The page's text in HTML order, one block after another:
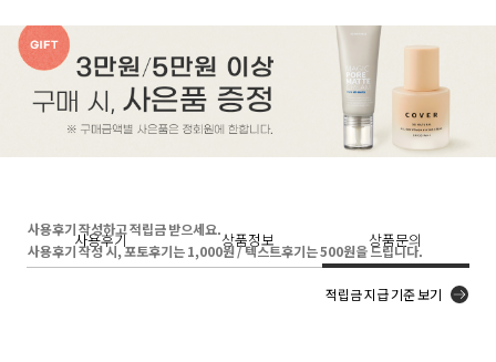
사용후기 상품정보 상품문의
사용후기 작성하고 적립금 받으세요.
사용후기 작성 시, 포토후기는 1,000원 / 텍스트후기는 500원을 드립니다.
적립금 지급 기준 보기